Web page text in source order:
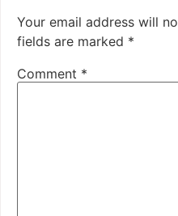
Your email address will
fields are marked *
Comment *